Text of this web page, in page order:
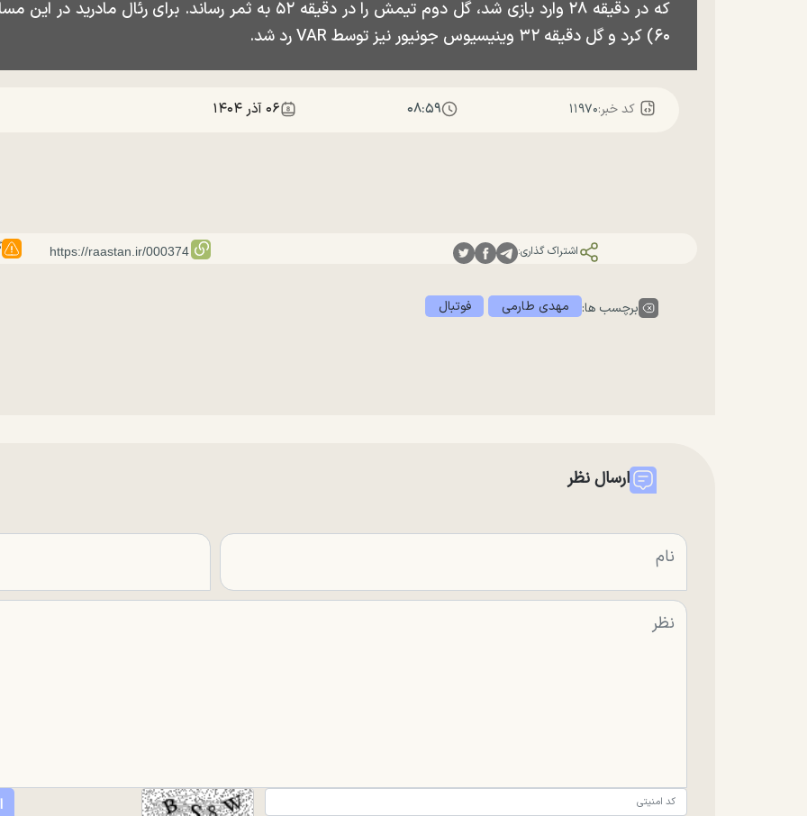
۶۰) کرد و گل دقیقه ۳۲ وینیسیوس جونیور نیز توسط VAR رد شد.
کد خبر:۱۱۹۷۰ ۰۸:۵۹ ۰۶ آذر ۱۴۰۴
اشتراک گذاری:
برچسب ها: مهدی طارمی فوتبال
ارسال نظر